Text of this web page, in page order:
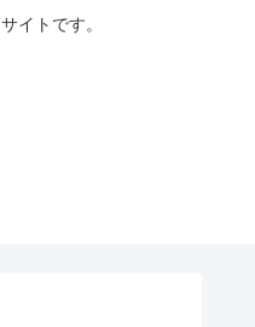
イトです。